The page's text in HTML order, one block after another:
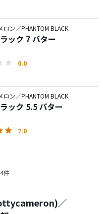
ロン／PHANTOM BLACK
ック 7 パター
0.0
ロン／PHANTOM BLACK
ック 5.5 パター
7.0
件
／